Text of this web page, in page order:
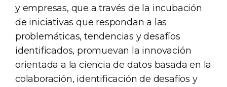
y empresas, que a través de la incubación
de iniciativas que respondan a las
problemáticas, tendencias y desafíos
identificados, promuevan la innovación
orientada a la ciencia de datos basada en la
colaboración, identificación de desafíos y